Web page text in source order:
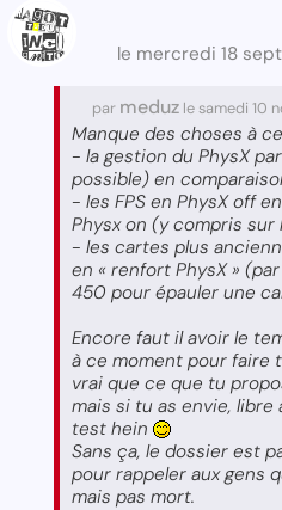
le mercredi 18
par meduz le samedi 10
Manque des choses à
- la gestion du PhysX
possible) en
- les FPS en PhysX off
Physx on (y compris sur
- les cartes plus
en « renfort PhysX »
450 pour épauler une
Encore faut il avoir le
à ce moment pour faire
vrai que ce que tu
mais si tu as envie,
test hein
Sans ça, le dossier est
pour rappeler aux gens
mais pas mort.